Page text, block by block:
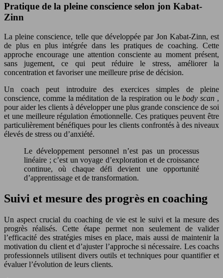
Pratique de la pleine conscience selon jon Kabat-
Zinn
La pleine conscience, telle que développée par Jon Kabat-Zinn, est
de plus en plus intégrée dans les pratiques de coaching. Cette
approche encourage une attention consciente au moment présent,
sans jugement, ce qui peut réduire le stress, améliorer la
concentration et favoriser une meilleure prise de décision.
Un coach peut introduire des exercices simples de pleine
conscience, comme la méditation de la respiration ou lebody scan ,
pour aider les clients à développer une plus grande conscience de soi
et une meilleure régulation émotionnelle. Ces pratiques peuvent être
particulièrement bénéfiques pour les clients confrontés à des niveaux
élevés de stress ou d’anxiété.
Le développement personnel n’est pas un processus
linéaire ; c’est un voyage d’exploration et de croissance
continue, où chaque défi devient une opportunité
d’apprentissage et de transformation.
Suivi et mesure des progrès en coaching
Un aspect crucial du coaching de vie est le suivi et la mesure des
progrès réalisés. Cette étape permet non seulement de valider
l’efficacité des stratégies mises en place, mais aussi de maintenir la
motivation du client et d’ajuster l’approche si nécessaire. Les coachs
professionnels utilisent divers outils et techniques pour quantifier et
évaluer l’évolution de leurs clients.